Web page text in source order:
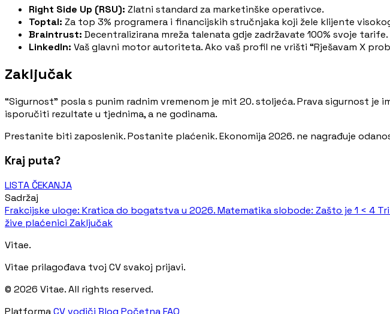
Right Side Up (RSU): Zlatni standard za marketinške operativce.
Toptal: Za top 3% programera i financijskih stručnjaka koji žele klijente
Braintrust: Decentralizirana mreža talenata gdje zadržavate 100% svoje tarife.
LinkedIn: Vaš glavni motor autoriteta. Ako vaš profil ne vrišti “Rješavam X
Zaključak
“Sigurnost” posla s punim radnim vremenom je mit 20. stoljeća. Prava sigurnost je
isporučiti rezultate u tjednima, a ne godinama.
Prestanite biti zaposlenik. Postanite plaćenik. Ekonomija 2026. ne nagrađuje
Kraj puta?
LISTA ČEKANJA
Sadržaj
Frakcijske uloge: Kratica do bogatstva u 2026.Matematika slobode: Zašto je 1 < 4
žive plaćenici Zaključak
Vitae.
Vitae prilagođava tvoj CV svakoj prijavi.
© 2026 Vitae. All rights reserved.
PlatformaCV vodiči Blog PočetnaFAQ